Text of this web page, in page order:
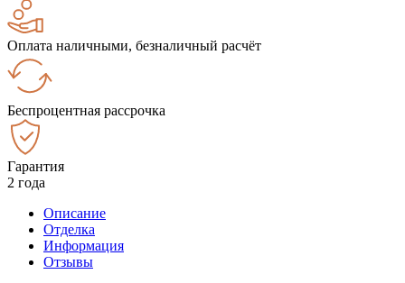
Оплата наличными, безналичный расчёт
Беспроцентная рассрочка
Гарантия
2 года
Описание
Отделка
Информация
Отзывы